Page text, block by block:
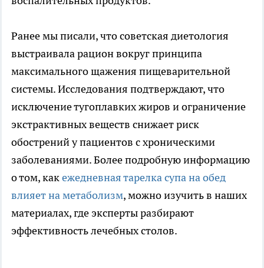
Ранее мы писали, что советская диетология
выстраивала рацион вокруг принципа
максимального щажения пищеварительной
системы. Исследования подтверждают, что
исключение тугоплавких жиров и ограничение
экстрактивных веществ снижает риск
обострений у пациентов с хроническими
заболеваниями. Более подробную информацию
о том, какежедневная тарелка супа на обед
влияет на метаболизм, можно изучить в наших
материалах, где эксперты разбирают
эффективность лечебных столов.